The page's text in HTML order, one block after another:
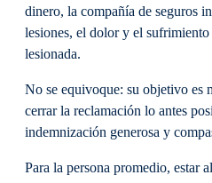
dinero, la compañía de seguros
lesiones, el dolor y el
lesionada.
No se equivoque: su objetivo es
cerrar la reclamación lo antes
indemnización generosa y
Para la persona promedio, estar